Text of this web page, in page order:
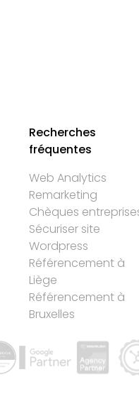
Recherches
fréquentes
Web Analytics
Remarketing
Chèques
Sécuriser site
Wordpress
Référencement à
Liège
Référencement à
Bruxelles